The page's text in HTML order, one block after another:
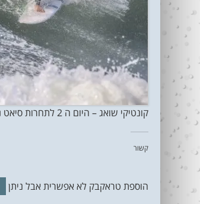
קונטיקי שואג – היום ה 2 לתחרות סיאט נתניה פרו
קשור
הוספת טראקבק לא אפשרית אבל ניתן